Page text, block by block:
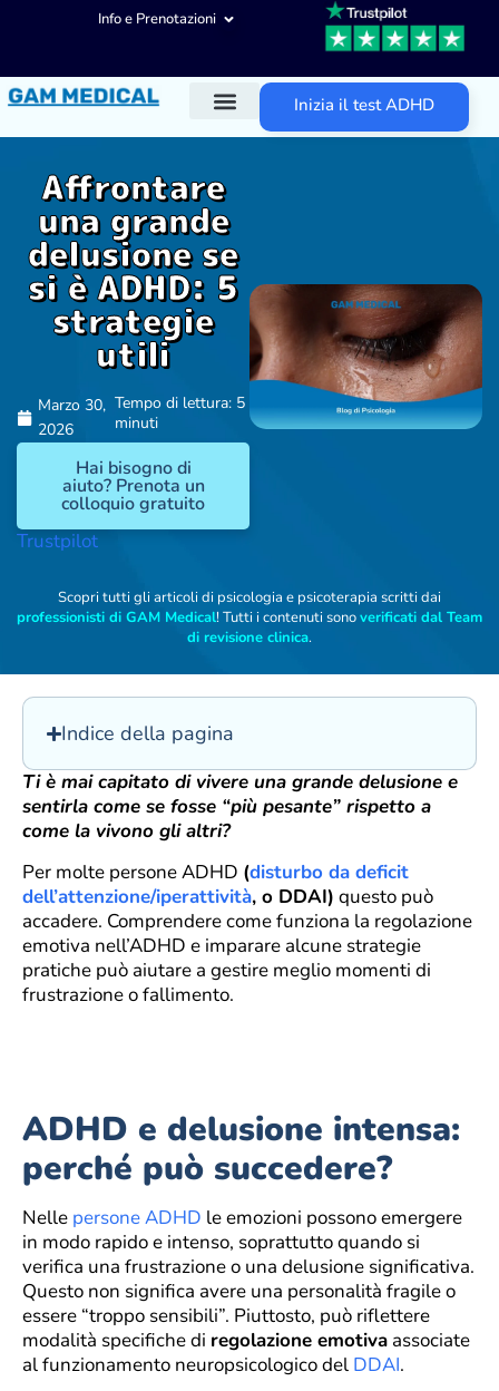
Info e Prenotazioni
Inizia il test ADHD
Affrontare
una grande
delusione se
si è ADHD: 5
strategie
utili
Marzo 30,
2026
Tempo di lettura: 5
minuti
Hai bisogno di
aiuto? Prenota un
colloquio gratuito
Trustpilot
Scopri tutti gli articoli di psicologia e psicoterapia scritti dai
professionisti di GAM Medical! Tutti i contenuti sonoverificati dal Team
di revisione clinica.
Indice della pagina
Ti è mai capitato di vivere una grande delusione e
sentirla come se fosse “più pesante” rispetto a
come la vivono gli altri?
Per molte persone ADHD (disturbo da deficit
dell’attenzione/iperattività, o DDAI) questo può
accadere. Comprendere come funziona la regolazione
emotiva nell’ADHD e imparare alcune strategie
pratiche può aiutare a gestire meglio momenti di
frustrazione o fallimento.
ADHD e delusione intensa:
perché può succedere?
Nelle persone ADHD le emozioni possono emergere
in modo rapido e intenso, soprattutto quando si
verifica una frustrazione o una delusione significativa.
Questo non significa avere una personalità fragile o
essere “troppo sensibili”. Piuttosto, può riflettere
modalità specifiche di regolazione emotiva associate
al funzionamento neuropsicologico del DDAI.